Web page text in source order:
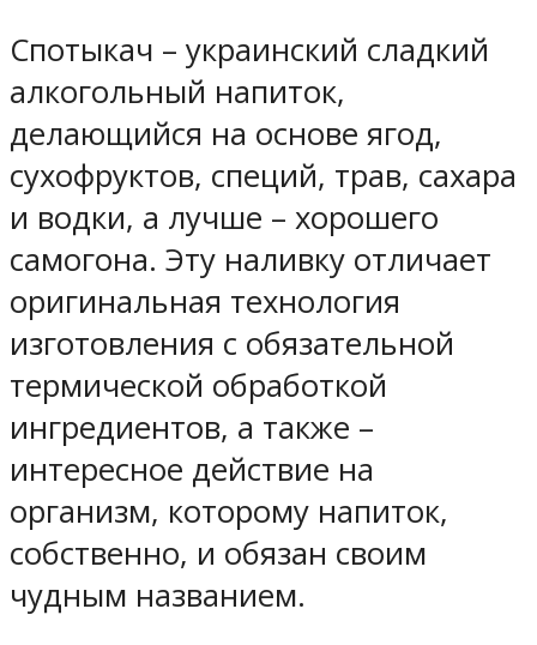
Спотыкач – украинский сладкий
алкогольный напиток,
делающийся на основе ягод,
сухофруктов, специй, трав, сахара
и водки, а лучше – хорошего
самогона. Эту наливку отличает
оригинальная технология
изготовления с обязательной
термической обработкой
ингредиентов, а также –
интересное действие на
организм, которому напиток,
собственно, и обязан своим
чудным названием.